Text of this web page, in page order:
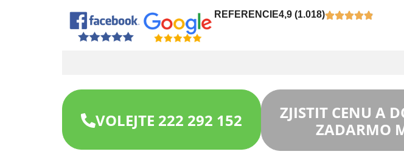
REFERENCIE4,9 (1.018)
VOLEJTE 222 292 152
ZJISTIT CENU A
ZADARMO